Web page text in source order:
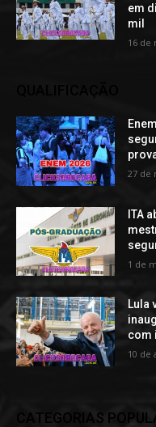
em
mil
16 de
27 de
ITA
1 de
Lula
com
10 de
CATEGORIAS